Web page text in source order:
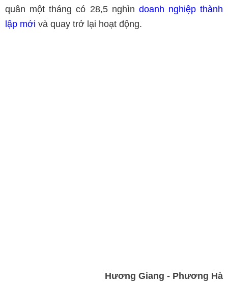
quân một tháng có 28,5 nghìn doanh nghiệp thành
lập mới và quay trở lại hoạt động.
Hương Giang - Phương Hà